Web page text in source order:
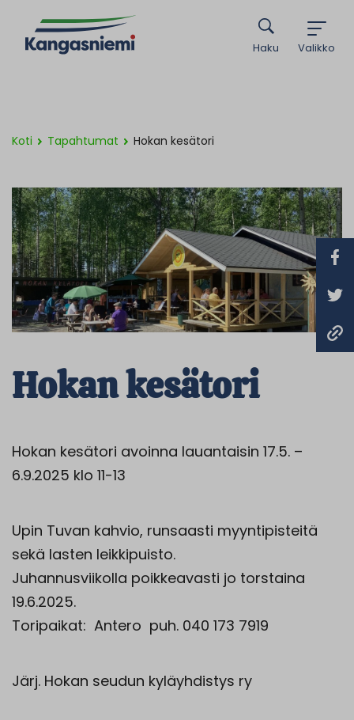
Valikko
Haku
Koti Tapahtumat Hokan kesätori
Hokan kesätori
Hokan kesätori avoinna lauantaisin 17.5. –
6.9.2025 klo 11-13
Upin Tuvan kahvio, runsaasti myyntipisteitä
sekä lasten leikkipuisto.
Juhannusviikolla poikkeavasti jo torstaina
19.6.2025.
Toripaikat: Antero puh. 040 173 7919
Järj. Hokan seudun kyläyhdistys ry